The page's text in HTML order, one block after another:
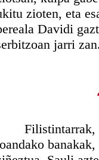
zioten, eta
Davidi
jarri
Filistintarrak,